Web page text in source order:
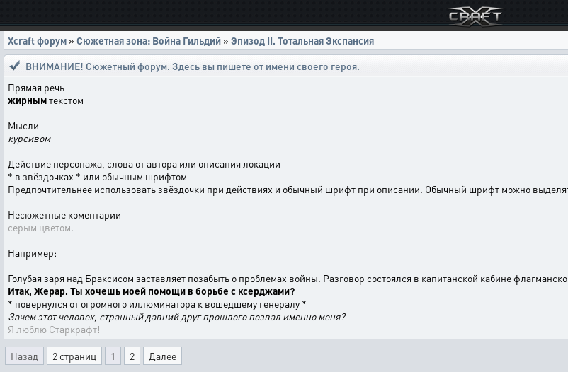
Xcraft форум » Сюжетная зона: Война Гильдий » Эпизод II. Тотальная Экспансия
ВНИМАНИЕ! Сюжетный форум. Здесь вы пишете от имени своего героя.
Прямая речь
жирнымтекстом
Мысли
курсивом
Действие персонажа, слова от автора или описания локации
* в звёздочках * или обычным шрифтом
Предпочтительнее использовать звёздочки при действиях и обычный шрифт при описании. Обычный шрифт можно
Несюжетные коментарии
серым цветом.
Например:
Голубая заря над Браксисом заставляет позабыть о проблемах войны. Разговор состоялся в капитанской кабине
Итак, Жерар. Ты хочешь моей помощи в борьбе с ксерджами?
* повернулся от огромного иллюминатора к вошедшему генералу *
Зачем этот человек, странный давний друг прошлого позвал именно меня?
Я люблю Старкрафт!
Назад 2 страниц 1 2 Далее